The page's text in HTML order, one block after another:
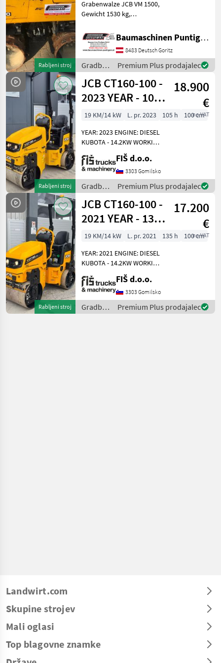
Rabljeni stroj
Grabenwalze JCB VM 1500,
Gewicht 1530 kg,
Baumaschinen Puntigam
GmbH Unser Spezialgebiet:
Ankauf - Verkauf -
Vermietung von
Baumaschinen Be
Baumaschinen Puntigam GmbH
8483 Deutsch Goritz
Gradbeni
stroji /
JCB
Premium Plus prodajalec
Rabljeni stroj
JCB CT160-100 -
2023 YEAR - 105
WORKING
18.900
€
no VAT
19 KM/14 kW L. pr. 2023 105 h
100 cm
YEAR: 2023 ENGINE: DIESEL
KUBOTA - 14.2KW WORKING
HOURS: 105 WEIGHT
1790KG DRUM WIDTH
100CM LIGHTS WETTING
VIBRATION FRONT AND
BACK ROLLER DIMENSIONS:
210x11
FIŠ d.o.o.
3303 Gomilsko
Gradbeni
stroji /
JCB
Premium Plus prodajalec
Rabljeni stroj
JCB CT160-100 -
2021 YEAR - 135
WORKING
17.200
€
no VAT
19 KM/14 kW L. pr. 2021 135 h
100 cm
YEAR: 2021 ENGINE: DIESEL
KUBOTA - 14.2KW WORKING
HOURS: 135 WEIGHT
1790KG DRUM WIDTH
100CM LIGHTS WETTING
VIBRATION FRONT AND
BACK ROLLER DIMENSIONS:
FIŠ d.o.o.
3303 Gomilsko
Gradbeni
stroji /
Premium Plus prodajalec
Landwirt.com
Skupine strojev
Mali oglasi
Top blagovne znamke